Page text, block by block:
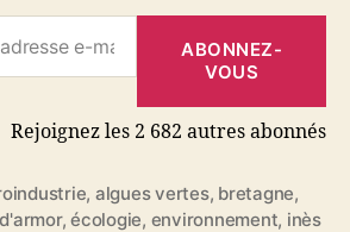
ABONNEZ-
VOUS
Rejoignez les 2 682 autres abonnés
, algues vertes, bretagne,
,écologie, environnement, inès